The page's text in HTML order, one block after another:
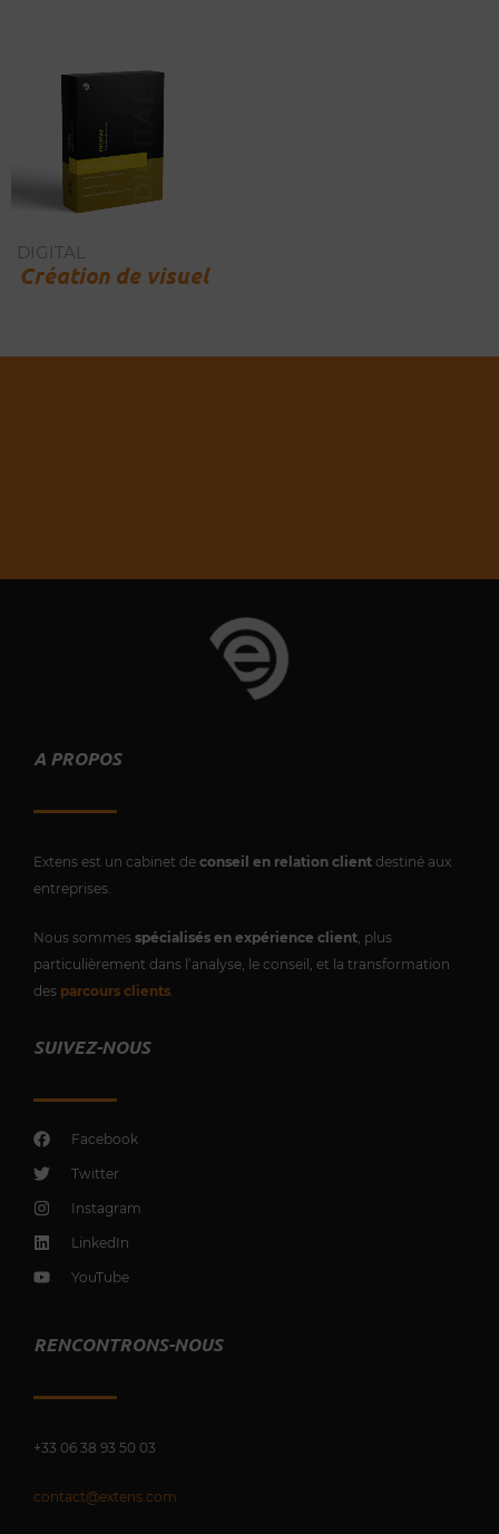
DIGITAL
Création de visuel
Vous souhaitez un autre produit ou
service ?
A PROPOS
Extens est un cabinet de conseil en relation client destiné aux
entreprises.
Nous sommes spécialisés en expérience client , plus
particulièrement dans l’analyse, le conseil, et la transformation
des parcours clients
SUIVEZ-NOUS
Facebook
Twitter
Instagram
LinkedIn
YouTube
RENCONTRONS-NOUS
+33 06 38 93 50 03
contact@extens.com